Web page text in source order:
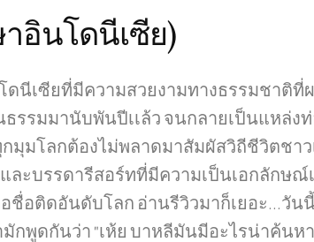
อินโดนีเซีย)
ดนีเซียที่มีความสวยงามทางธรรมชาติที่
รรมมานับพันปีเเล้ว จนกลายเป็นแหล่งท่
มุมโลกต้องไม่พลาดมาสัมผัสวิถีชีวิตชาว
ละบรรดารีสอร์ทที่มีความเป็นเอกลักษณ์
ชื่อติดอันดับโลก อ่านรีวิวมาก็เยอะ...วัน
กพูดกันว่า "เห้ย บาหลีมันมีอะไรน่าค้นหา